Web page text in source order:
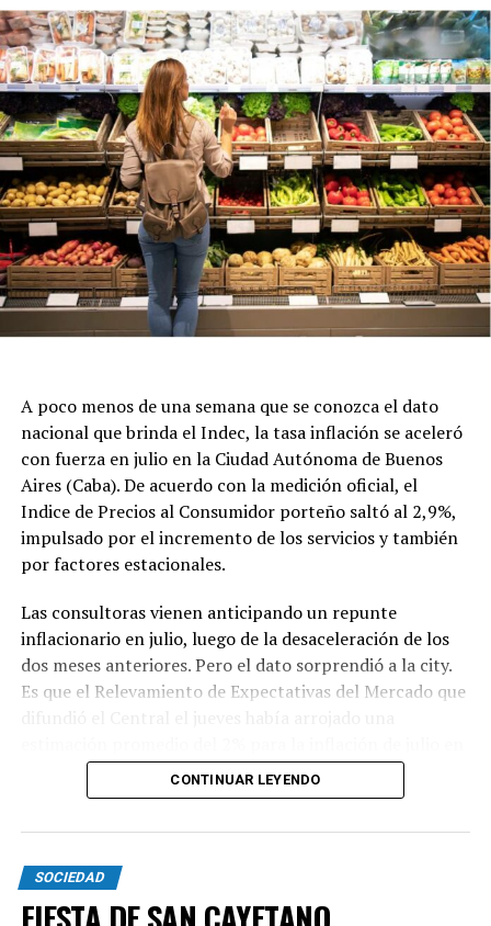
A poco menos de una semana que se conozca el dato
nacional que brinda el Indec, la tasa inflación se aceleró
con fuerza en julio en la Ciudad Autónoma de Buenos
Aires (Caba). De acuerdo con la medición oficial, el
Indice de Precios al Consumidor porteño saltó al 2,9%,
impulsado por el incremento de los servicios y también
por factores estacionales.
Las consultoras vienen anticipando un repunte
inflacionario en julio, luego de la desaceleración de los
dos meses anteriores. Pero el dato sorprendió a la city.
Es que el Relevamiento de Expectativas del Mercado que
todo el país.
El índice de Caba se aceleró en 1,1 punto porcentual ya
exhibió una significativa disparidad entre los bienes y los
servicios: los primero aumentaron 1,4% y los segundos,
CONTINUAR LEYENDO
SOCIEDAD